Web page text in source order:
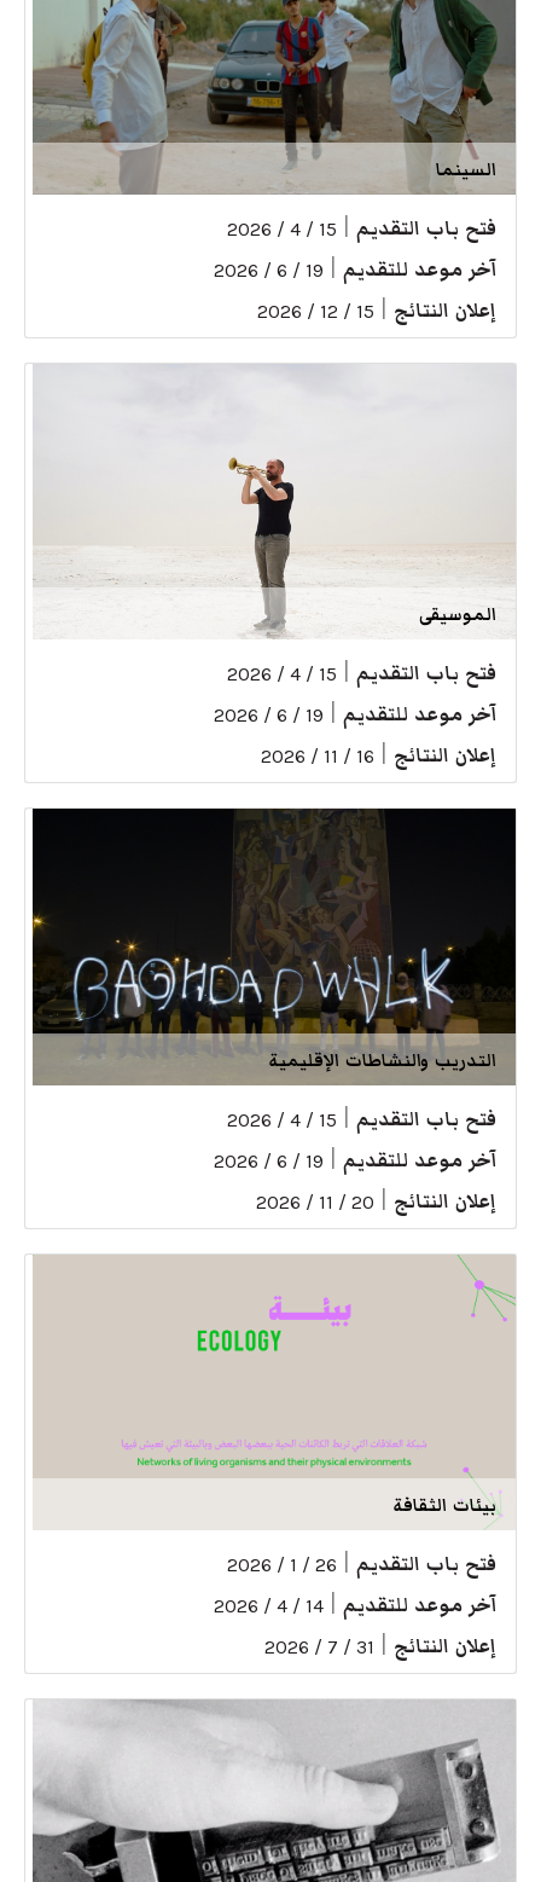
السينما
فتح باب التقديم 15 / 4 / 2026
آخر موعد للتقديم 19 / 6 / 2026
إعلان النتائج 15 / 12 / 2026
الموسيقى
فتح باب التقديم 15 / 4 / 2026
آخر موعد للتقديم 19 / 6 / 2026
إعلان النتائج 16 / 11 / 2026
التدريب والنشاطات الإقليمية
فتح باب التقديم 15 / 4 / 2026
آخر موعد للتقديم 19 / 6 / 2026
إعلان النتائج 20 / 11 / 2026
بيئات الثقافة
فتح باب التقديم 26 / 1 / 2026
آخر موعد للتقديم 14 / 4 / 2026
إعلان النتائج 31 / 7 / 2026